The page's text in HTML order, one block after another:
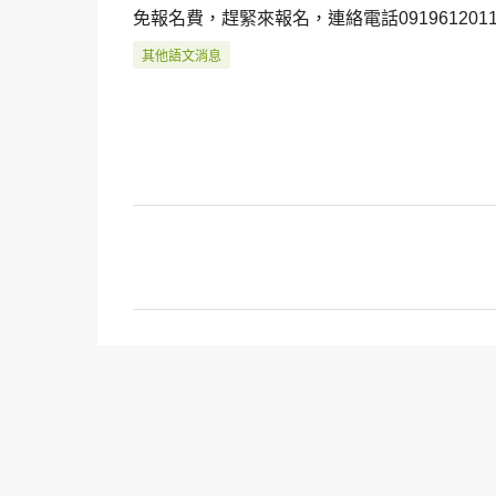
免報名費， 趕緊來報名， 連絡電話
其他語文消息